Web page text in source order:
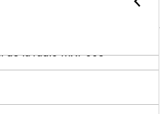
la batería
de la radio MXP660